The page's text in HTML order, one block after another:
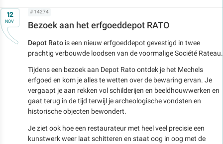
Op12
NOV
# 14274
Bezoek aan het erfgoeddepot RATO
Depot Rato is een nieuw erfgoeddepot gevestigd in twee
prachtig verbouwde loodsen van de voormalige Société Rateau.
Tijdens een bezoek aan Depot Rato ontdek je het Mechels
erfgoed en kom je alles te wetten over de bewaring ervan. Je
vergaapt je aan rekken vol schilderijen en beeldhouwwerken en
gaat terug in de tijd terwijl je archeologische vondsten en
historische objecten bewondert.
Je ziet ook hoe een restaurateur met heel veel precisie een
kunstwerk weer laat schitteren en staat oog in oog met de